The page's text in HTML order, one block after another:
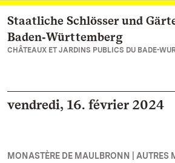
Vers la page d’accueil
Staatliche Schlösser und
Baden‑Württemberg
CHÂTEAUX ET JARDINS PUBLICS DU BADE-
vendredi, 16. février 2024
MONASTÈRE DE MAULBRONN | AUTRES